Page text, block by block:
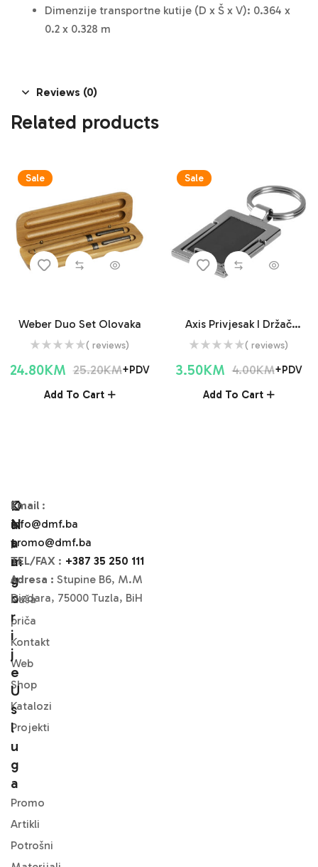
Dimenzije transportne kutije (D x Š x V): 0.364 x
0.2 x 0.328 m
Reviews (0)
Related products
Sale
Weber Duo Set Olovaka
( reviews)
25.20KM
24.80KM
+PDV
Add To Cart
Sale
Axis Privjesak I Držač
Mobitela( reviews)
4.00KM
3.50KM
+PDV
Add To Cart
O
N
A
M
A
Naša
priča
Kontakt
Web
Shop
Katalozi
Projekti
K
A
T
A
G
O
R
I
J
E
U
S
L
U
G
A
Promo
Artikli
Potrošni
Email :
info@dmf.ba
promo@dmf.ba
TEL/FAX : +387 35 250 111
Adresa : Stupine B6, M.M
Dizdara, 75000 Tuzla, BiH